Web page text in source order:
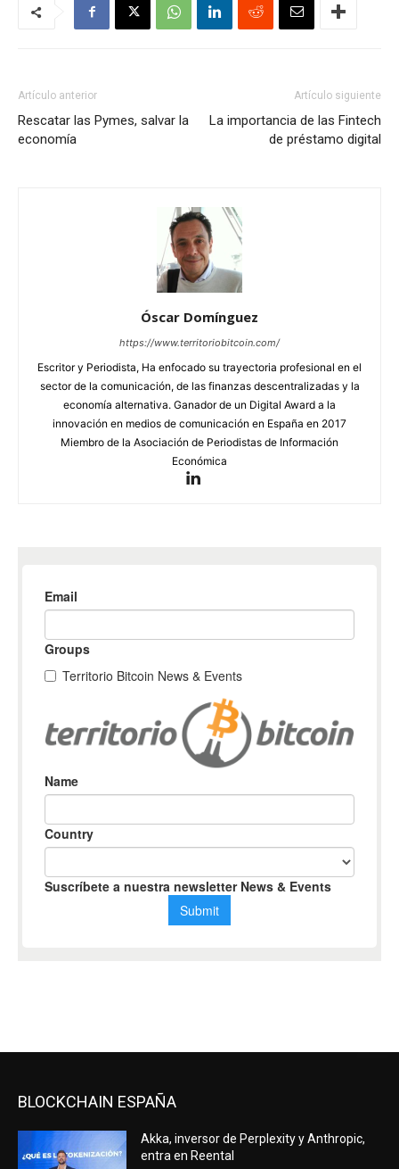
Artículo anterior
Rescatar las Pymes, salvar la
economía
Artículo siguiente
La importancia de las Fintech
de préstamo digital
Óscar Domínguez
https://www.territoriobitcoin.com/
Escritor y Periodista, Ha enfocado su trayectoria profesional en el
sector de la comunicación, de las finanzas descentralizadas y la
economía alternativa. Ganador de un Digital Award a la
innovación en medios de comunicación en España en 2017
Miembro de la Asociación de Periodistas de Información
Económica
BLOCKCHAIN ESPAÑA
Akka, inversor de Perplexity y Anthropic,
entra en Reental